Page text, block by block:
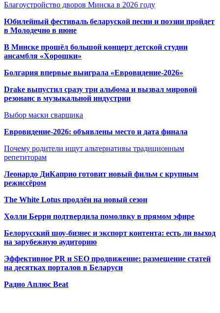
Благоустройство дворов Минска в 2026 году
Юбилейный фестиваль беларуской песни и поэзии пройдет
в Молодечно в июне
В Минске прошёл большой концерт детской студии
ансамбля «Хорошки»
Болгария впервые выиграла «Евровидение-2026»
Drake выпустил сразу три альбома и вызвал мировой
резонанс в музыкальной индустрии
Выбор маски сварщика
Евровидение-2026: объявлены место и дата финала
Почему родители ищут альтернативы традиционным
репетиторам
Леонардо ДиКаприо готовит новый фильм с крупным
режиссёром
The White Lotus продлён на новый сезон
Холли Берри подтвердила помолвку в прямом эфире
Белорусский шоу-бизнес и экспорт контента: есть ли выход
на зарубежную аудиторию
Эффективное PR и SEO продвижение: размещение статей
на десятках порталов в Беларуси
Радио Аплюс Beat